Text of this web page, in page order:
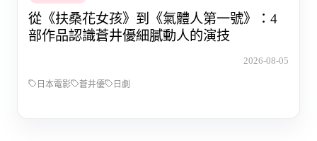
從《扶桑花女孩》到《氣體人第一號》：4
部作品認識蒼井優細膩動人的演技
2026-08-05
日本電影 蒼井優 日劇